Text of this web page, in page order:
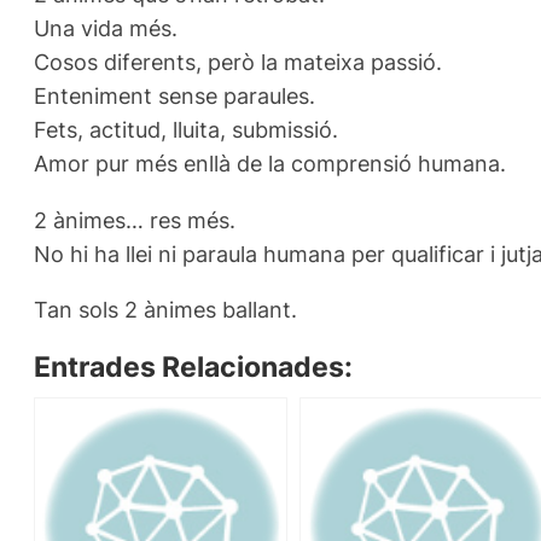
Una vida més.
Cosos diferents, però la mateixa passió.
Enteniment sense paraules.
Fets, actitud, lluita, submissió.
Amor pur més enllà de la comprensió humana.
2 ànimes… res més.
No hi ha llei ni paraula humana per qualificar i
Tan sols 2 ànimes ballant.
Entrades Relacionades: